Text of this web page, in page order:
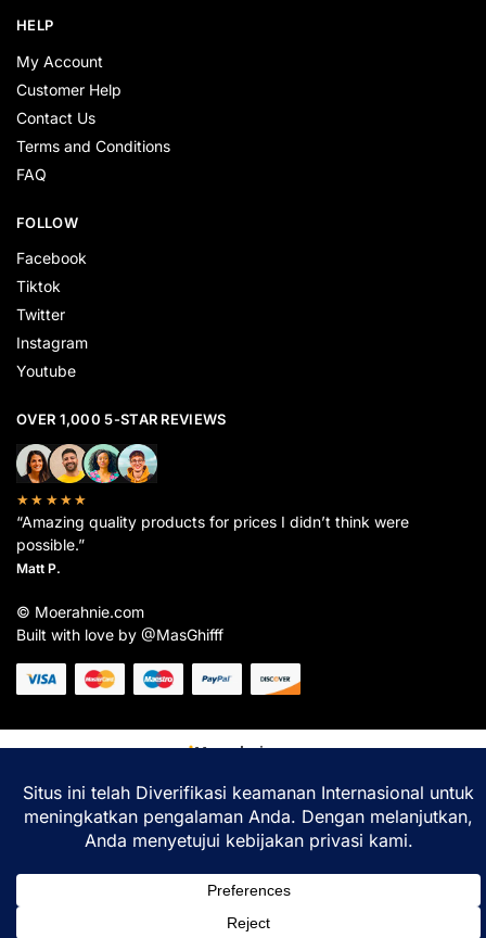
HELP
My Account
Customer Help
Contact Us
Terms and Conditions
FAQ
FOLLOW
Facebook
Tiktok
Twitter
Instagram
Youtube
OVER 1,000 5-STAR REVIEWS
★★★★★
“Amazing quality products for prices I didn’t think were
possible.”
Matt P.
© Moerahnie.com
Built with love by @MasGhifff
Moerahnie.com
pengalaman belanja terbaik Anda.